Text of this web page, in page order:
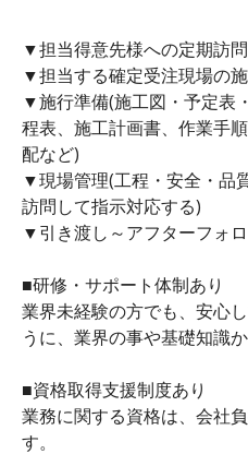
▼担当得意先様への定期訪
▼担当する確定受注現場の
▼施行準備(施工図・予定表
程表、施工計画書、作業手
配など)
▼現場管理(工程・安全・品
訪問して指示対応する)
▼引き渡し～アフターフォ
■研修・サポート体制あり
業界未経験の方でも、安心
うに、業界の事や基礎知識
■資格取得支援制度あり
業務に関する資格は、会社
す。